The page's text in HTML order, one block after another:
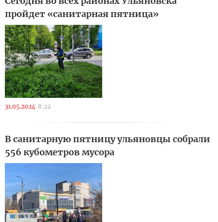
пройдет «санитарная пятница»
31.05.2024 8:22
В санитарную пятницу ульяновцы собрали
556 кубометров мусора